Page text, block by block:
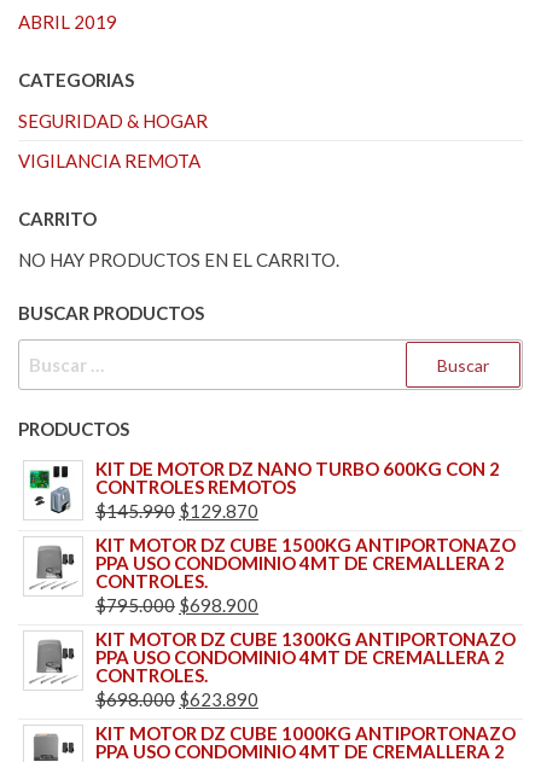
ABRIL 2019
CATEGORIAS
SEGURIDAD & HOGAR
VIGILANCIA REMOTA
CARRITO
NO HAY PRODUCTOS EN EL CARRITO.
BUSCAR PRODUCTOS
PRODUCTOS
KIT DE MOTOR DZ NANO TURBO 600KG CON 2
CONTROLES REMOTOS
$145.990 EL
PRECIO
ORIGINAL
ERA:
$129.870
PRECIO
ACTUAL
KIT MOTOR DZ CUBE 1500KG ANTIPORTONAZO
PPA USO CONDOMINIO 4MT DE CREMALLERA 2
CONTROLES.
$795.000 EL
PRECIO
ORIGINAL
ERA:
$698.900
PRECIO
ACTUAL
KIT MOTOR DZ CUBE 1300KG ANTIPORTONAZO
PPA USO CONDOMINIO 4MT DE CREMALLERA 2
CONTROLES.
$698.000 EL
PRECIO
ORIGINAL
$623.890
PRECIO
ACTUAL
KIT MOTOR DZ CUBE 1000KG ANTIPORTONAZO
PPA USO CONDOMINIO 4MT DE CREMALLERA 2